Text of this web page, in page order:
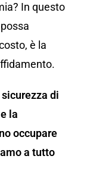
In questo
è la
di
la
occupare
a tutto